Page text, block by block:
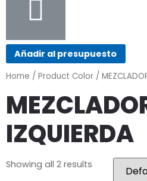
Añadir al presupuesto
Home / Product Color / MEZCLADOR
IZQUIERDA
Showing all 2 results